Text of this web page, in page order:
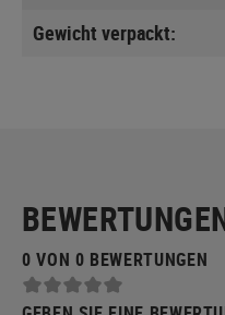
Gewicht verpackt:
0 VON 0 BEWERTUNGEN